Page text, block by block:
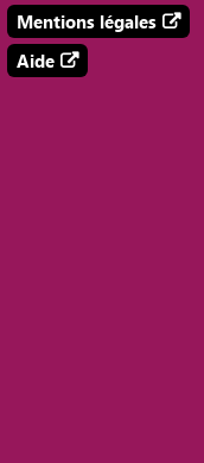
Mentions légales
Aide